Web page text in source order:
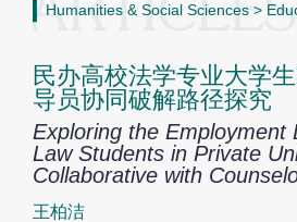
Humanities & Social Sciences >
民办高校法学专业大学
导员协同破解路径探究
Exploring the Employment
Law Students in Private
Collaborative with
王柏洁